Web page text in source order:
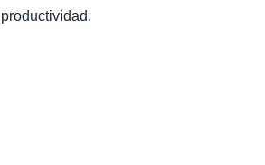
productividad.